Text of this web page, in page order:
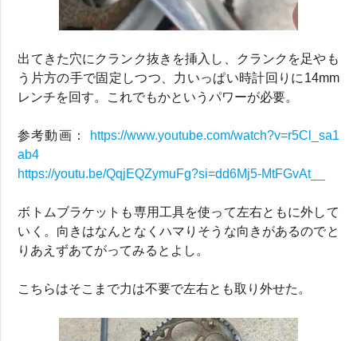
出てきた穴にクランク抜きを挿入し、クランクを足やも
う片方の手で固定しつつ、力いっぱい時計回りに14mm
レンチを回す。これでもかというパワーが必要。
参考動画：
https://www.youtube.com/watch?v=r5Cl_sa1
ab4
https://youtu.be/QqjEQZymuFg?si=dd6Mj5-MtFGvAt__
ボトムブラケットも専用工具を使って左右ともに外して
いく。向きはなんとなくハマりそうな向きがあるのでと
りあえずあてがってみるとよし。
こちらはそこまで力は不要で左右とも取り外せた。